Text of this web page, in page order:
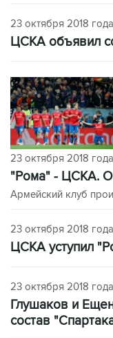
23 октября 2018
ЦСКА объявил
23 октября 2018
"Рома" - ЦСКА.
Армейский клуб
23 октября 2018
ЦСКА уступил
23 октября 2018
Глушаков и
состав